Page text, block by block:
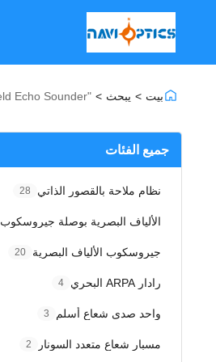
بيت > يبحث >
"2gb Hand Held Echo Sounder"
جميع الفئات
نظام ملاحة بالقصور الذاتي 28
الألياف البصرية بوصلة جيروسكوب
جيروسكوب الألياف البصرية 20
رادار ARPA البحري 4
واحد صدى شعاع أسلم 3
مسبار شعاع متعدد السونار 2